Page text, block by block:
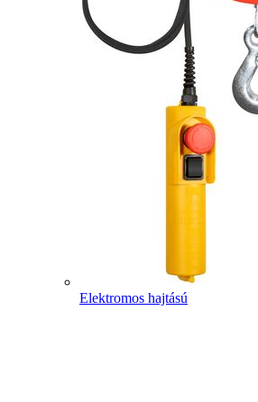
Elektromos hajtású